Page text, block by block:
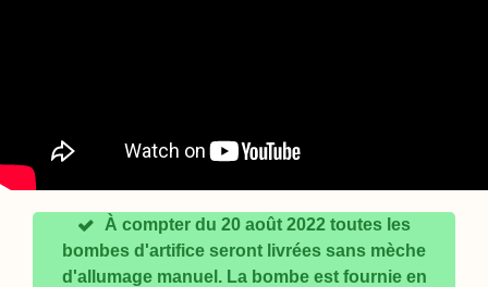
À compter du 20 août 2022 toutes les
bombes d'artifice seront livrées sans mèche
d'allumage manuel. La bombe est fournie en